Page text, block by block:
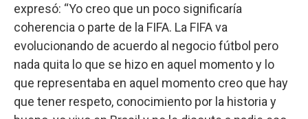
expresó: “Yo creo que un poco significaría
coherencia o parte de la FIFA. La FIFA va
evolucionando de acuerdo al negocio fútbol pero
nada quita lo que se hizo en aquel momento y lo
que representaba en aquel momento creo que hay
que tener respeto, conocimiento por la historia y